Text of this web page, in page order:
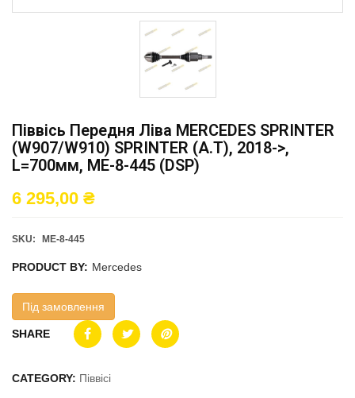
Піввісь Передня Ліва MERCEDES SPRINTER
(W907/W910) SPRINTER (A.T), 2018->,
L=700мм, ME-8-445 (DSP)
6 295,00 ₴
SKU: ME-8-445
PRODUCT BY: Mercedes
Під замовлення
SHARE
CATEGORY: Піввісі